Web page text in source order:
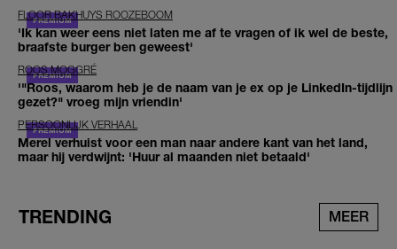
FLOOR BAKHUYS ROOZEBOOM
'Ik kan weer eens niet laten me af te vragen of ik wel de beste,
braafste burger ben geweest'
ROOS MOGGRÉ
'"Roos, waarom heb je de naam van je ex op je LinkedIn-tijdlijn
gezet?" vroeg mijn vriendin'
PERSOONLIJK VERHAAL
Merel verhuist voor een man naar andere kant van het land,
maar hij verdwijnt: 'Huur al maanden niet betaald'
TRENDING MEER